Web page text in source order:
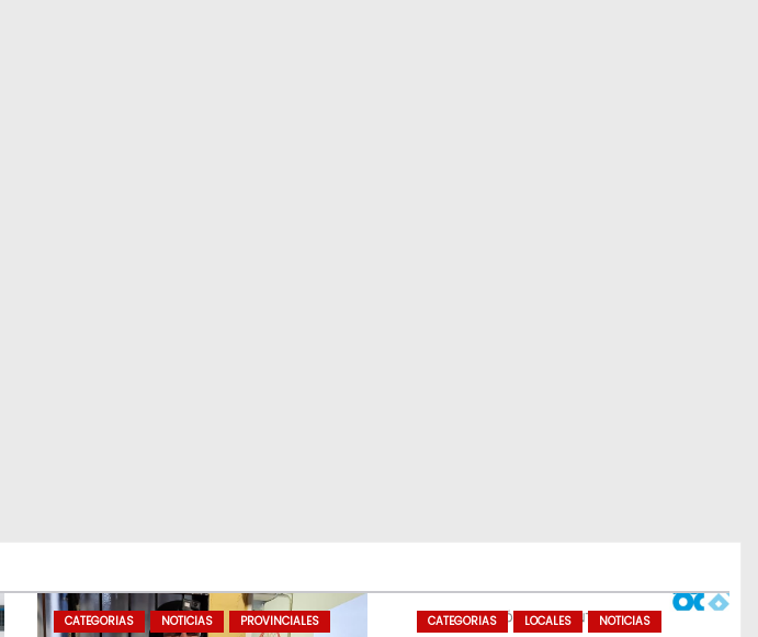
CATEGORIAS NOTICIAS PROVINCIALES CATEGORIAS LOCALES NOTICIAS